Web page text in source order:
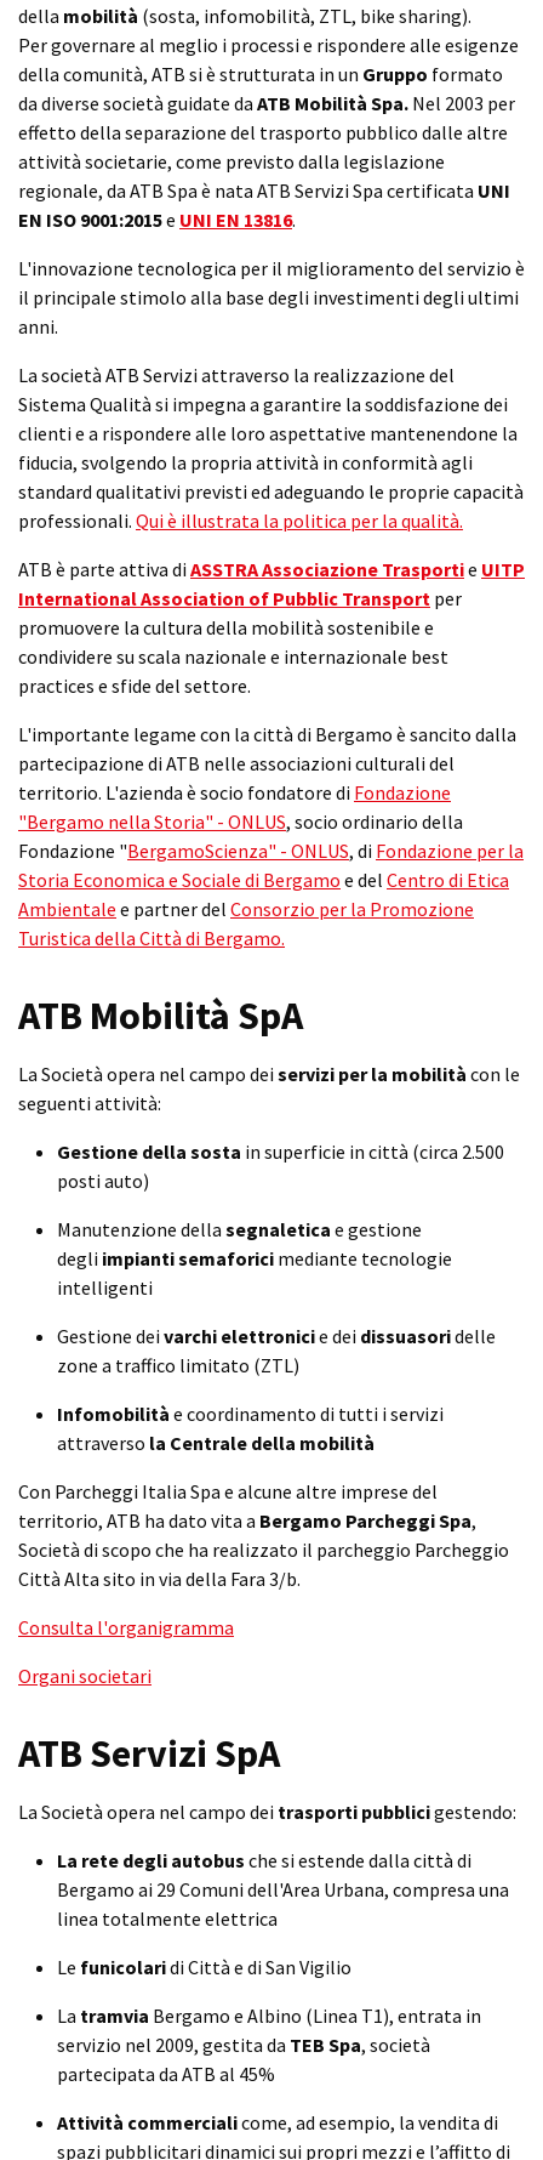
della mobilità (sosta, infomobilità, ZTL, bike sharing).
Per governare al meglio i processi e rispondere alle esigenze
della comunità, ATB si è strutturata in un Gruppo formato
da diverse società guidate da ATB Mobilità Spa. Nel 2003 per
effetto della separazione del trasporto pubblico dalle altre
attività societarie, come previsto dalla legislazione
regionale, da ATB Spa è nata ATB Servizi Spa certificata UNI
EN ISO 9001:2015e UNI EN 13816.
L'innovazione tecnologica per il miglioramento del servizio è
il principale stimolo alla base degli investimenti degli ultimi
anni.
La società ATB Servizi attraverso la realizzazione del
Sistema Qualità si impegna a garantire la soddisfazione dei
clienti e a rispondere alle loro aspettative mantenendone la
fiducia, svolgendo la propria attività in conformità agli
standard qualitativi previsti ed adeguando le proprie capacità
professionali. Qui è illustrata la politica per la qualità.
ATB è parte attiva di ASSTRA Associazione Trasportie UITP
International Association of Pubblic Transport per
promuovere la cultura della mobilità sostenibile e
condividere su scala nazionale e internazionale best
practices e sfide del settore.
L'importante legame con la città di Bergamo è sancito dalla
partecipazione di ATB nelle associazioni culturali del
territorio. L'azienda è socio fondatore di Fondazione
"Bergamo nella Storia" - ONLUS, socio ordinario della
Fondazione "BergamoScienza" - ONLUS, di Fondazione per la
Storia Economica e Sociale di Bergamo e del Centro di Etica
Ambientale e partner del Consorzio per la Promozione
Turistica della Città di Bergamo.
ATB Mobilità SpA
La Società opera nel campo dei servizi per la mobilità con le
seguenti attività:
Gestione della sosta in superficie in città (circa 2.500
posti auto)
Manutenzione della segnaletica e gestione
degli impianti semaforici mediante tecnologie
intelligenti
Gestione dei varchi elettronicie dei dissuasoridelle
zone a traffico limitato (ZTL)
Infomobilità e coordinamento di tutti i servizi
attraverso la Centrale della mobilità
Con Parcheggi Italia Spa e alcune altre imprese del
territorio, ATB ha dato vita a Bergamo Parcheggi Spa,
Società di scopo che ha realizzato il parcheggio Parcheggio
Città Alta sito in via della Fara 3/b.
Consulta l'organigramma
Organi societari
ATB Servizi SpA
La Società opera nel campo dei trasporti pubblicigestendo:
La rete degli autobus che si estende dalla città di
Bergamo ai 29 Comuni dell'Area Urbana, compresa una
linea totalmente elettrica
Le funicolaridi Città e di San Vigilio
La tramvia Bergamo e Albino (Linea T1), entrata in
servizio nel 2009, gestita da TEB Spa, società
partecipata da ATB al 45%
Attività commercialicome, ad esempio, la vendita di
spazi pubblicitari dinamici sui propri mezzi e l’affitto di